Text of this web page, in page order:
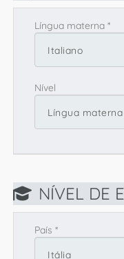
Língua materna *
Nível
NÍVEL DE
País *